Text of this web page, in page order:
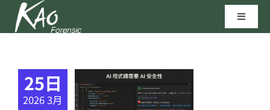
Skip
Toggle
資安實驗室
25日
2026 3月